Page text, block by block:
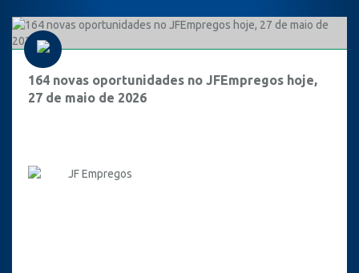
164 novas oportunidades no JFEmpregos hoje,
27 de maio de 2026
JF Empregos